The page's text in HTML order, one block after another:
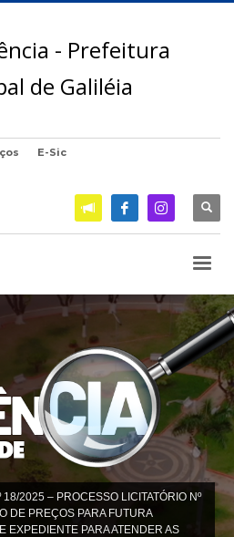
E-Sic
2025 – PROCESSO LICITATÓRIO Nº
DE PREÇOS PARA FUTURA
EXPEDIENTE PARA ATENDER AS